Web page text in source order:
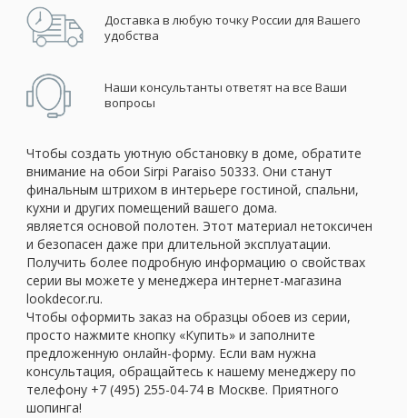
Доставка в любую точку России для Вашего
удобства
Наши консультанты ответят на все Ваши
вопросы
Чтобы создать уютную обстановку в доме, обратите
внимание на обои Sirpi Paraiso 50333. Они станут
финальным штрихом в интерьере гостиной, спальни,
кухни и других помещений вашего дома.
является основой полотен. Этот материал нетоксичен
и безопасен даже при длительной эксплуатации.
Получить более подробную информацию о свойствах
серии вы можете у менеджера интернет-магазина
lookdecor.ru.
Чтобы оформить заказ на образцы обоев из серии,
просто нажмите кнопку «Купить» и заполните
предложенную онлайн-форму. Если вам нужна
консультация, обращайтесь к нашему менеджеру по
телефону +7 (495) 255-04-74 в Москве. Приятного
шопинга!